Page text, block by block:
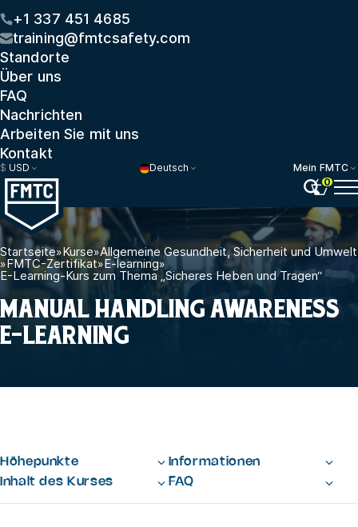
+1 337 451 4685
training@fmtcsafety.com
Standorte
Über uns
FAQ
Nachrichten
Arbeiten Sie mit uns
Kontakt
$ USD Deutsch
Mein FMTC
0
Startseite»Kurse»Allgemeine Gesundheit, Sicherheit und Umwelt
»FMTC-Zertifikat»E-learning»
E-Learning-Kurs zum Thema „Sicheres Heben und Tragen“
MANUAL HANDLING AWARENESS
E-LEARNING
Höhepunkte
Informationen
Inhalt des Kurses
FAQ